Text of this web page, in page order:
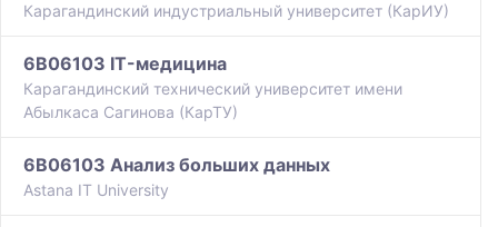
Карагандинский индустриальный университет (КарИУ)
6B06103 IT-медицина
Карагандинский технический университет имени
Абылкаса Сагинова (КарТУ)
6B06103 Анализ больших данных
Astana IT University